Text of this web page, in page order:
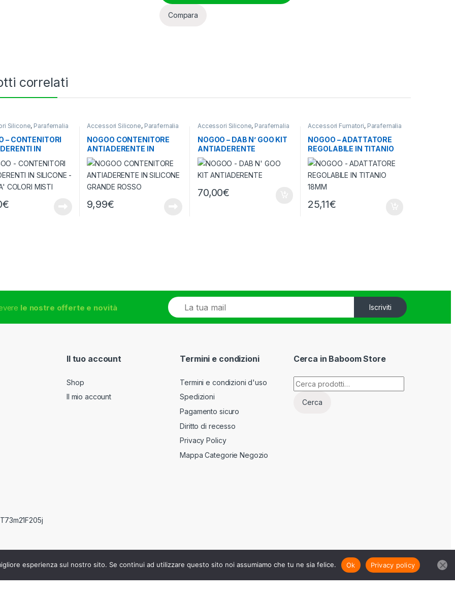
Compara
correlati
Silicone, Parafernalia
– CONTENITORI
IN
– 5 UNITA’
MISTI
€
Accessori Silicone, Parafernalia
NOGOO CONTENITORE
ANTIADERENTE IN
SILICONE GRANDE ROSSO
9,99€
Accessori Silicone, Parafernalia
NOGOO – DAB N’ GOO KIT
ANTIADERENTE
70,00€
Accessori Fumatori, Parafernalia
NOGOO – ADATTATORE
REGOLABILE IN TITANIO
18MM
25,11€
le nostre offerte e novità
E
m
a
Iscriviti
Il tuo account
Shop
Il mio account
Termini e condizioni
Termini e condizioni d'uso
Spedizioni
Pagamento sicuro
Diritto di recesso
Privacy Policy
Mappa Categorie Negozio
Cerca in Baboom Store
Cerca:
Cerca
- REA : BG-412759 - C.F. e n° iscr. Registro Imprese MGRRRT73m21F205j -Privacy Policy
esperienza sul nostro sito. Se continui ad utilizzare questo sito noi assumiamo che tu ne sia felice. Ok Privacy policy